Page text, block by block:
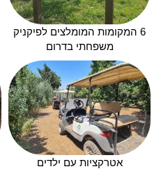
6 המקומות המומלצים לפיקניק
משפחתי בדרום
אטרקציות עם ילדים